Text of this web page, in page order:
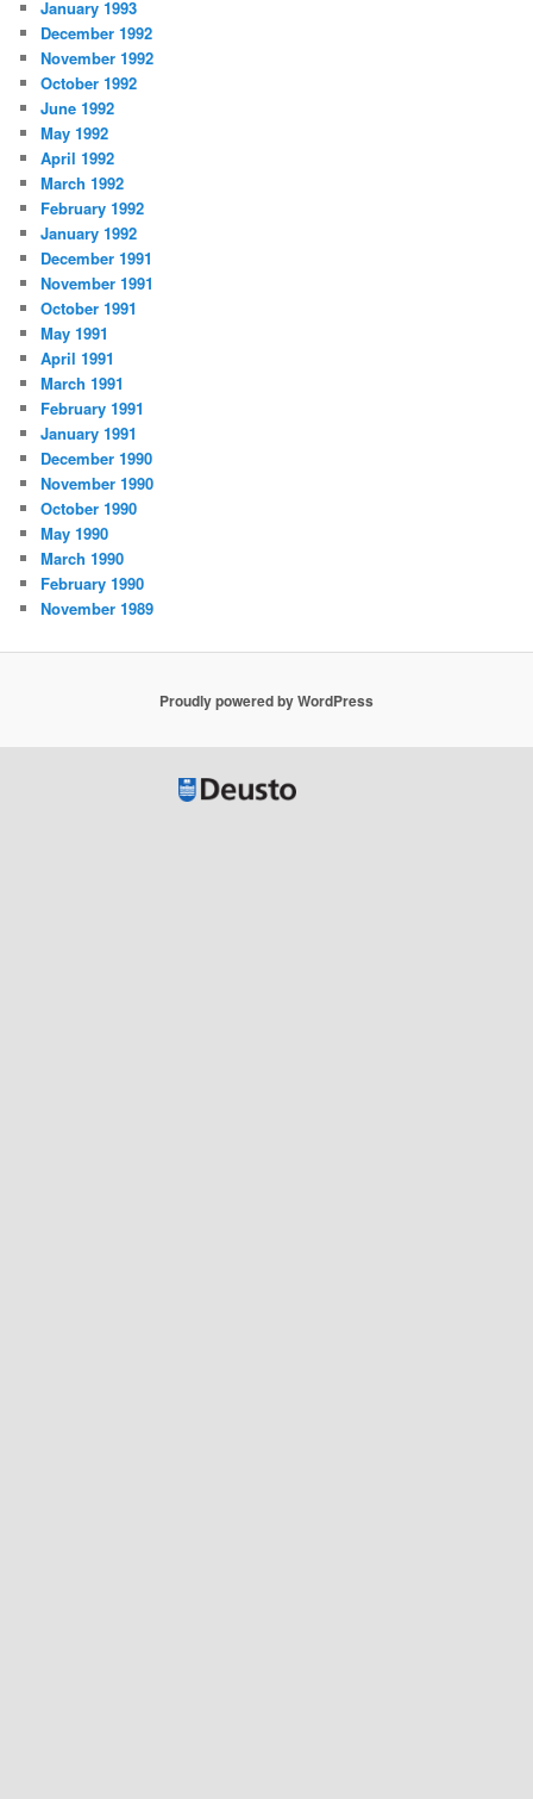
January 1993
December 1992
November 1992
October 1992
June 1992
May 1992
April 1992
March 1992
February 1992
January 1992
December 1991
November 1991
October 1991
May 1991
April 1991
March 1991
February 1991
January 1991
December 1990
November 1990
October 1990
May 1990
March 1990
February 1990
November 1989
Proudly powered by WordPress